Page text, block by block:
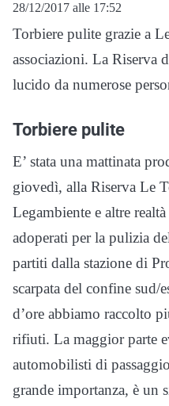
28/12/2017 alle 17:52
Torbiere pulite grazie a
associazioni. La Riserva
lucido da numerose
Torbiere pulite
E’ stata una mattinata
giovedì, alla Riserva Le
Legambiente e altre
adoperati per la pulizia
partiti dalla stazione di
scarpata del confine sud/
d’ore abbiamo raccolto
rifiuti. La maggior parte
automobilisti di
grande importanza, è un